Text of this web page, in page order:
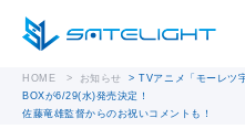
HOME > お知らせ >TVアニメ「モーレツ
BOXが6/29(水)発売決定！
佐藤竜雄監督からのお祝いコメントも！